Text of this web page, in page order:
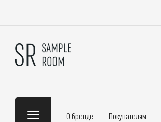
О бренде Покупателям